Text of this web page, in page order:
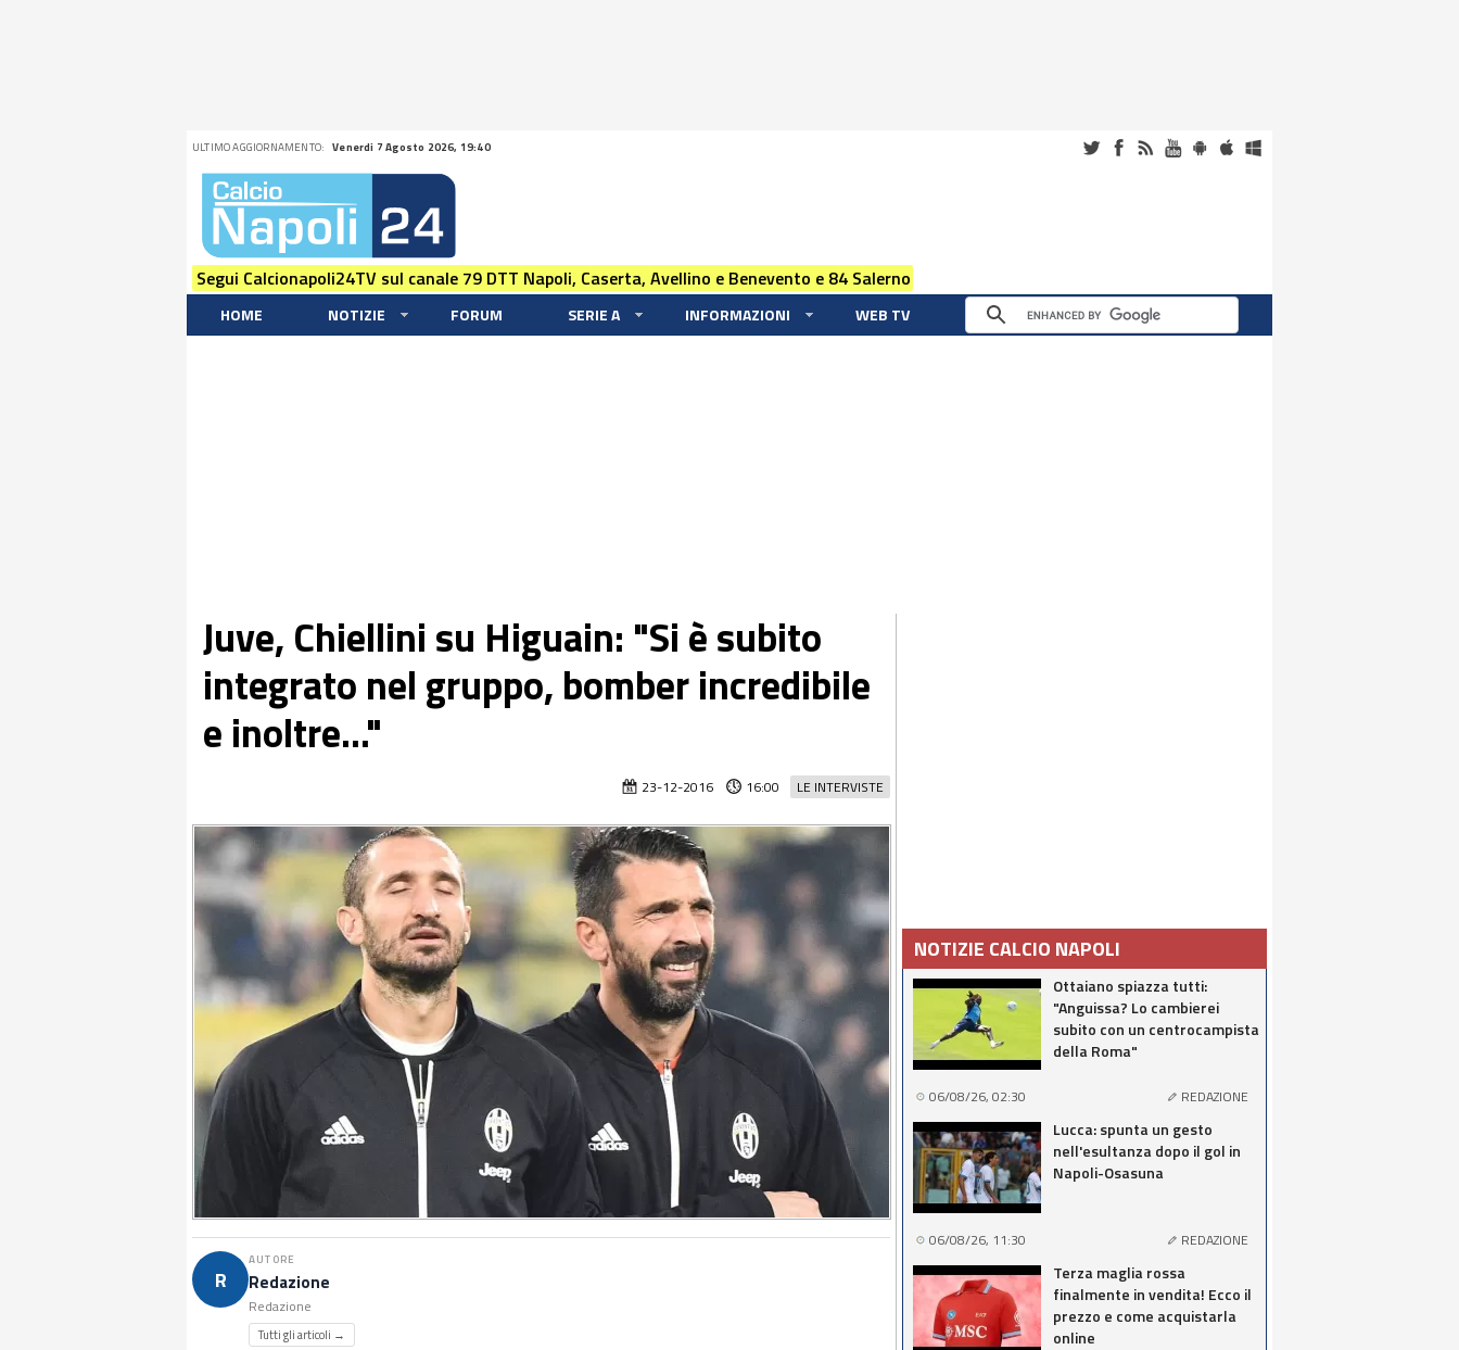
ULTIMO AGGIORNAMENTO: Venerdi 7 Agosto 2026, 19:40
Segui Calcionapoli24TV sul canale 79 DTT Napoli, Caserta, Avellino e Benevento e 84 Salerno
HOME NOTIZIE FORUM SERIE A INFORMAZIONI WEB TV
Juve, Chiellini su Higuain: "Si è subito
integrato nel gruppo, bomber incredibile
e inoltre..."
LE INTERVISTE
23-12-2016 16:00
R
AUTORE
Redazione
Redazione
Tutti gli articoli →
NOTIZIE CALCIO NAPOLI
Ottaiano spiazza tutti:
"Anguissa? Lo cambierei
subito con un centrocampista
della Roma"
06/08/26, 02:30 REDAZIONE
Lucca: spunta un gesto
nell'esultanza dopo il gol in
Napoli-Osasuna
06/08/26, 11:30 REDAZIONE
Terza maglia rossa
finalmente in vendita! Ecco il
prezzo e come acquistarla
online